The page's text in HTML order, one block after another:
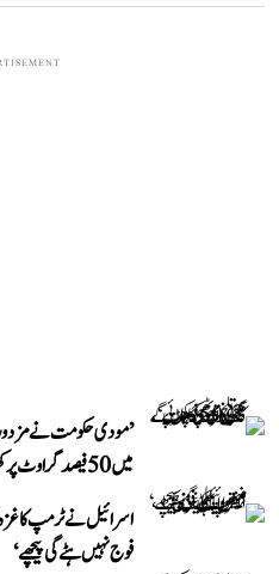
’مودی حکومت نے
میں 50 فیصد گراوٹ پر کھڑگے کا تلخ تبصرہ
اسرائیل نے ٹرمپ کا غزہ
فوج نہیں ہٹے گی پیچھے‘